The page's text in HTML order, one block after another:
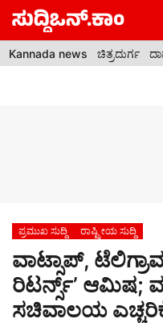
Skip
content
Kannada news ಚಿತ್ರದುರ್ಗ
ಪ್ರಮುಖ ಸುದ್ದಿ ರಾಷ್ಟ್ರೀಯ ಸುದ್ದಿ
ವಾಟ್ಸಾಪ್,
ರಿಟರ್ನ್ಸ್’ ಆಮಿಷ;
ಸಚಿವಾಲಯ